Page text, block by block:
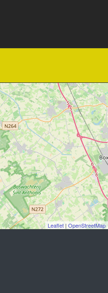
Leaflet | OpenStreetMap